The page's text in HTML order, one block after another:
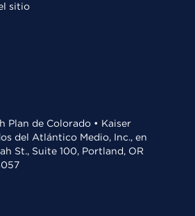
sitio
Plan de Colorado • Kaiser
del Atlántico Medio, Inc., en
St., Suite 100, Portland, OR